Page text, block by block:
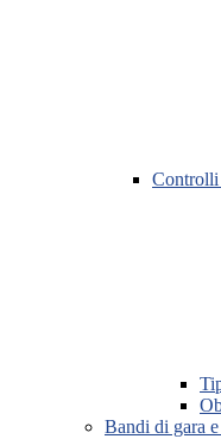
Controlli
Bandi di gara